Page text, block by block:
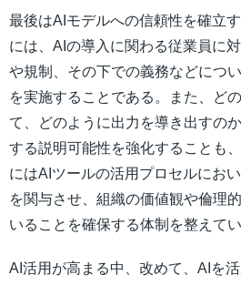
最後はAIモデルへの信頼性を確立
には、AIの導入に関わる従業員に
や規制、その下での義務などにつ
を実施することである。また、ど
て、どのように出力を導き出すの
する説明可能性を強化することも
にはAIツールの活用プロセルにお
を関与させ、組織の価値観や倫理
いることを確保する体制を整えて
AI活用が高まる中、改めて、AIを